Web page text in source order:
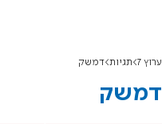
ערוץ 7 תגיות דמשק
דמשק